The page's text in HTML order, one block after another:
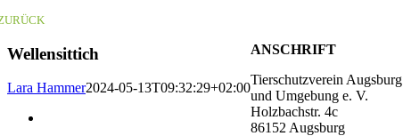
Wellensittich
Lara Hammer2024-05-13T09:32:29+02:00
ANSCHRIFT
Tierschutzverein Augsburg
und Umgebung e. V.
Holzbachstr. 4c
86152 Augsburg